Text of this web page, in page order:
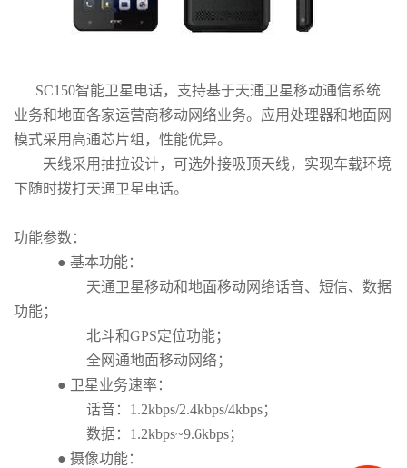
SC150智能卫星电话，支持基于天通卫星移动通信系统
业务和地面各家运营商移动网络业务。应用处理器和地面网
模式采用高通芯片组，性能优异。
天线采用抽拉设计，可选外接吸顶天线，实现车载环境
下随时拨打天通卫星电话。
功能参数：
● 基本功能：
天通卫星移动和地面移动网络话音、短信、数据
功能；
北斗和GPS定位功能；
全网通地面移动网络；
● 卫星业务速率：
话音：1.2kbps/2.4kbps/4kbps；
数据：1.2kbps~9.6kbps；
● 摄像功能：